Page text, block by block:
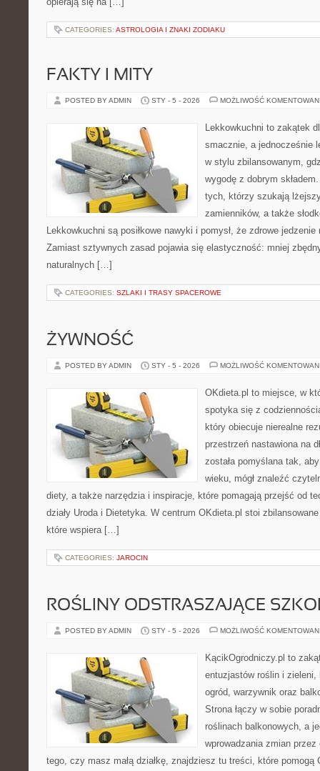
CATEGORIES: ASTROLOGIA I ZNAKI ZODIAKU
FAKTY I MITY
POSTED BY ADMIN STY - 5 - 2026 MOŻLIWOŚĆ
Lekkowkuchni to zakątek
smacznie, a jednocześnie
w stylu zbilansowanym,
wygodę z dobrym
tych, którzy szukają
zamienników, a także
Lekkowkuchni są posiłkowe nawyki i pomysł, że zdrowe
Zamiast sztywnych zasad pojawia się elastyczność: mniej
naturalnych […]
CATEGORIES: SZLAKI I TRASY SPACEROWE
ŻYWNOŚĆ
POSTED BY ADMIN STY - 5 - 2026 MOŻLIWOŚĆ
OKdieta.pl to miejsce, w
spotyka się z
który obiecuje nierealne
przestrzeń nastawiona na
została pomyślana tak,
wieku, mógł znaleźć
diety, a także narzędzia i inspiracje, które pomagają przejść od
działy Uroda i Dietetyka. W centrum OKdieta.pl stoi
które wspiera […]
CATEGORIES: JAROCIN
ROŚLINY ODSTRASZAJĄCE
POSTED BY ADMIN STY - 5 - 2026 MOŻLIWOŚĆ
KącikOgrodniczy.pl to
entuzjastów roślin i
ogród, warzywnik oraz
Strona łączy w sobie
roślinach balkonowych, a
wprowadzania zmian przez
tego, czy masz małą działkę, znajdziesz tu treści, które pomogą